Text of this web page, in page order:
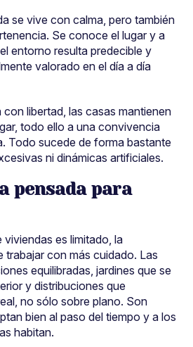
se vive con calma, pero también
Se conoce el lugar y a
entorno resulta predecible y
valorado en el día a día
libertad, las casas mantienen
todo ello a una convivencia
Todo sucede de forma bastante
ni dinámicas artificiales.
pensada para
es limitado, la
trabajar con más cuidado. Las
equilibradas, jardines que se
y distribuciones que
no sólo sobre plano. Son
bien al paso del tiempo y a los
habitan.